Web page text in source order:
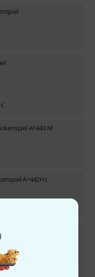
€
A=443 M
A=442Hz
A=442Hz